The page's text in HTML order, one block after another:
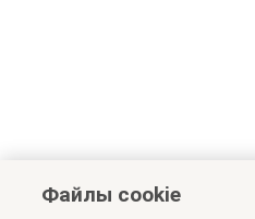
Файлы cookie